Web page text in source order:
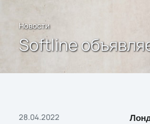
Новости
Softline
28.04.2022